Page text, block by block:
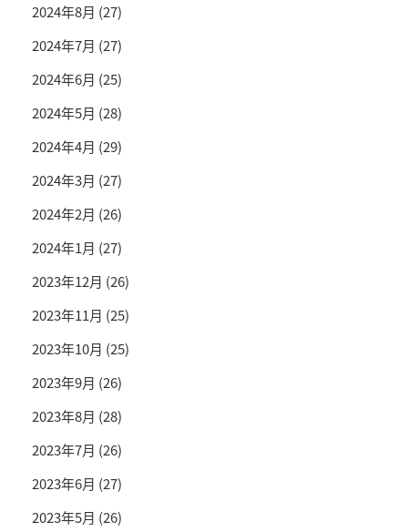
2024年8月 (27)
2024年7月 (27)
2024年6月 (25)
2024年5月 (28)
2024年4月 (29)
2024年3月 (27)
2024年2月 (26)
2024年1月 (27)
2023年12月 (26)
2023年11月 (25)
2023年10月 (25)
2023年9月 (26)
2023年8月 (28)
2023年7月 (26)
2023年6月 (27)
2023年5月 (26)